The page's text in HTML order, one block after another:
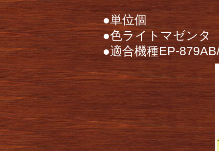
●単位個
●色ライトマゼンタ
●適合機種EP-